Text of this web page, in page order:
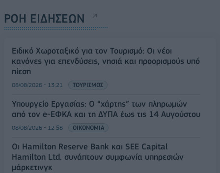
ΡΟΗ ΕΙΔΗΣΕΩΝ
Ειδικό Χωροταξικό για τον Τουρισμό: Οι νέοι
κανόνες για επενδύσεις, νησιά και προορισμούς υπό
πίεση
08/08/2026 - 13:21 ΤΟΥΡΙΣΜΟΣ
Υπουργείο Εργασίας: Ο “χάρτης” των πληρωμών
από τον e-ΕΦΚΑ και τη ΔΥΠΑ έως τις 14 Αυγούστου
08/08/2026 - 12:58 ΟΙΚΟΝΟΜΙΑ
Οι Hamilton Reserve Bank και SEE Capital
Hamilton Ltd. συνάπτουν συμφωνία υπηρεσιών
μάρκετινγκ